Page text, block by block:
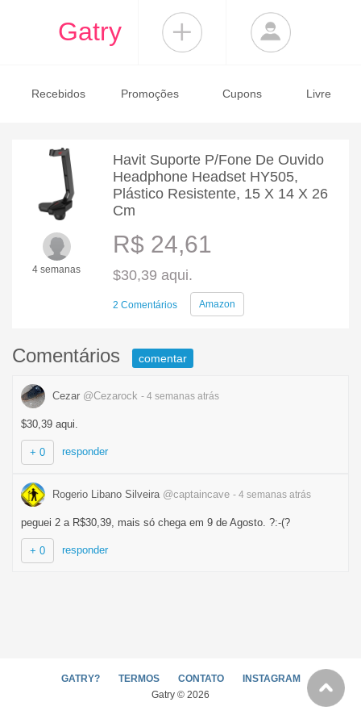
Gatry
Recebidos Promoções Cupons Livre
4 semanas
Havit Suporte P/Fone De Ouvido
Headphone Headset HY505,
Plástico Resistente, 15 X 14 X 26
Cm
R$ 24,61
$30,39 aqui.
2 Comentários Amazon
Comentários comentar
Cezar @Cezarock - 4 semanas atrás
$30,39 aqui.
+ 0 responder
Rogerio Libano Silveira @captaincave - 4 semanas atrás
peguei 2 a R$30,39, mais só chega em 9 de Agosto. ?:-(?
+ 0 responder
GATRY? TERMOS CONTATO
INSTAGRAM
Gatry © 2026